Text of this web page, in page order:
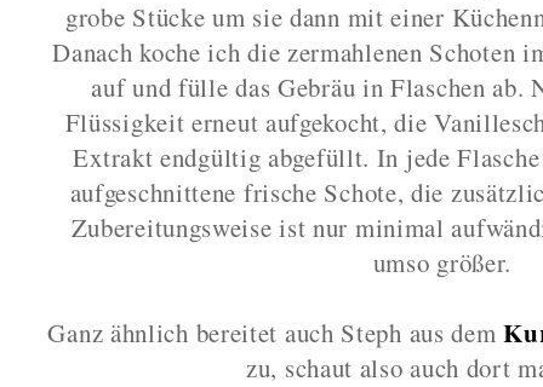
grobe Stücke um sie dann mit einer
Danach koche ich die zermahlenen Schoten
auf und fülle das Gebräu in Flaschen ab.
Flüssigkeit erneut aufgekocht, die
Extrakt endgültig abgefüllt. In jede
aufgeschnittene frische Schote, die
Zubereitungsweise ist nur minimal
umso größer.
Ganz ähnlich bereitet auch Steph aus dem
zu, schaut also auch dort